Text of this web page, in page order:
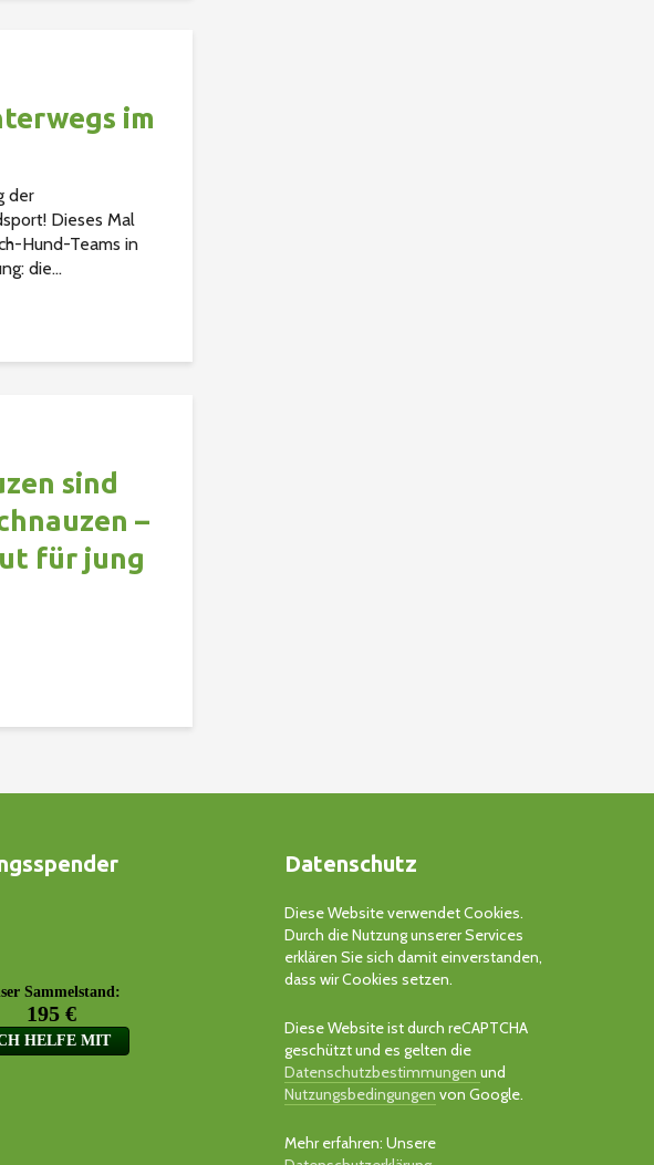
im
der
Dieses Mal
Hund-Teams in
die...
sind
–
für jung
Datenschutz
Diese Website verwendet Cookies.
Durch die Nutzung unserer Services
erklären Sie sich damit einverstanden,
dass wir Cookies setzen.
Diese Website ist durch reCAPTCHA
geschützt und es gelten die
Datenschutzbestimmungen und
Nutzungsbedingungen von Google.
Mehr erfahren: Unsere